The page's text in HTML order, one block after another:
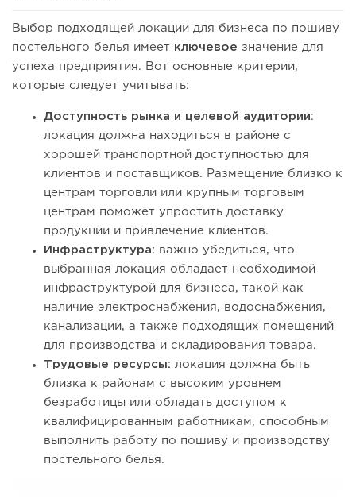
Выбор подходящей локации для бизнеса по пошиву
постельного белья имеет ключевое значение для
успеха предприятия. Вот основные критерии,
которые следует учитывать:
Доступность рынка и целевой аудитории:
локация должна находиться в районе с
хорошей транспортной доступностью для
клиентов и поставщиков. Размещение близко к
центрам торговли или крупным торговым
центрам поможет упростить доставку
продукции и привлечение клиентов.
Инфраструктура: важно убедиться, что
выбранная локация обладает необходимой
инфраструктурой для бизнеса, такой как
наличие электроснабжения, водоснабжения,
канализации, а также подходящих помещений
для производства и складирования товара.
Трудовые ресурсы: локация должна быть
близка к районам с высоким уровнем
безработицы или обладать доступом к
квалифицированным работникам, способным
выполнить работу по пошиву и производству
постельного белья.